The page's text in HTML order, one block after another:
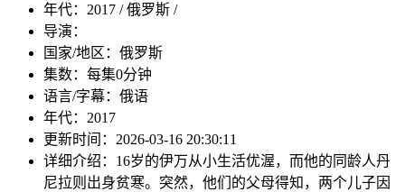
年代： 2017 / 俄罗斯 /
导演：
国家/地区： 俄罗斯
集数： 每集0分钟
语言/字幕： 俄语
年代： 2017
更新时间： 2026-03-16 20:30:11
详细介绍： 16岁的伊万从小生活优渥，而他的同龄人丹
尼拉则出身贫寒。突然，他们的父母得知，两个儿子因